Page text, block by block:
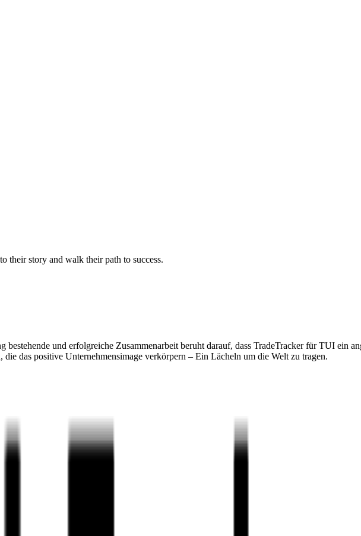
their story and walk their path to success.
und erfolgreiche Zusammenarbeit beruht darauf, dass TradeTracker für TUI ein
das positive Unternehmensimage verkörpern – Ein Lächeln um die Welt zu tragen.